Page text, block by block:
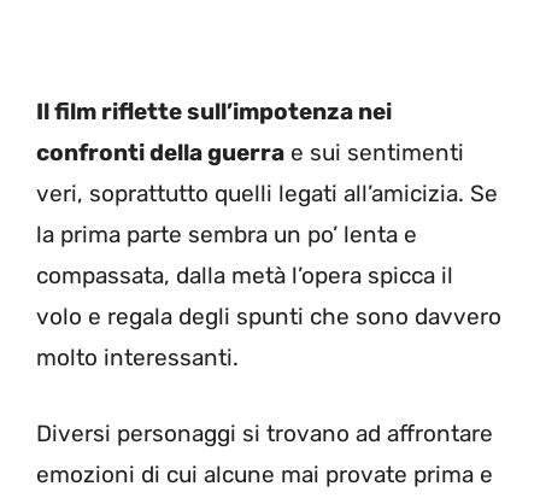
Il film riflette sull’impotenza nei
confronti della guerra e sui sentimenti
veri, soprattutto quelli legati all’amicizia. Se
la prima parte sembra un po’ lenta e
compassata, dalla metà l’opera spicca il
volo e regala degli spunti che sono davvero
molto interessanti.
Diversi personaggi si trovano ad affrontare
emozioni di cui alcune mai provate prima e